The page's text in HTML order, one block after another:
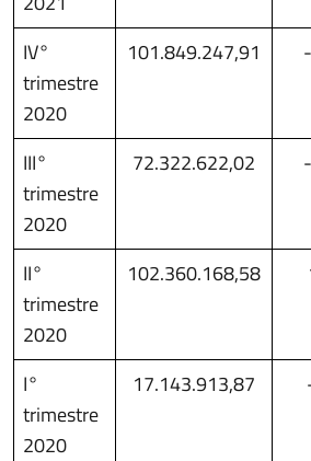
IV°
trimestre
2020
101.849.247,91
III°
trimestre
2020
72.322.622,02
II°
trimestre
2020
102.360.168,58
I°
trimestre
2020
17.143.913,87